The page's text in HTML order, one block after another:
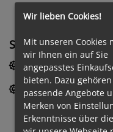
Service an Board
3.0/5
4.0/5
Wir lieben Cookies!
Mit unseren Cookies
wir Ihnen ein auf Sie
angepasstes
bieten. Dazu gehören
passende Angebote
Merken von
Erkenntnisse über